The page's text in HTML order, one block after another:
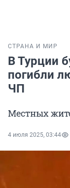
СТРАНА И МИР
В Турции
погибли
ЧП
Местных
4 июля 2025, 03:44